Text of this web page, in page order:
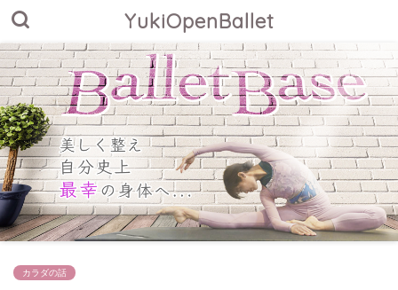
YukiOpenBallet
カラダの話